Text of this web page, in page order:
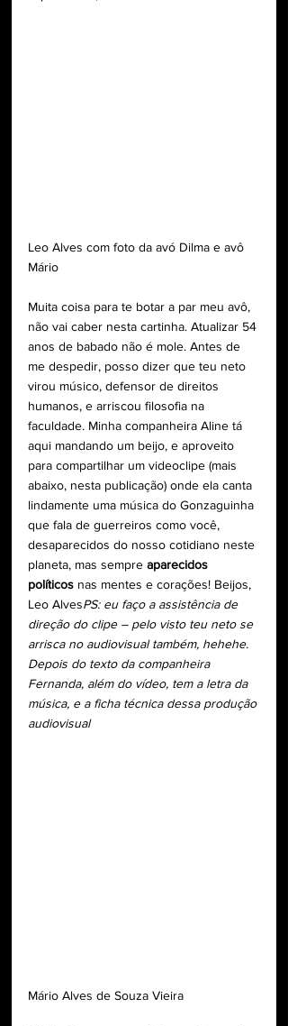
Leo Alves com foto da avó Dilma e avô
Mário
Muita coisa para te botar a par meu avô,
não vai caber nesta cartinha. Atualizar 54
anos de babado não é mole. Antes de
me despedir, posso dizer que teu neto
virou músico, defensor de direitos
humanos, e arriscou filosofia na
faculdade. Minha companheira Aline tá
aqui mandando um beijo, e aproveito
para compartilhar um videoclipe (mais
abaixo, nesta publicação) onde ela canta
lindamente uma música do Gonzaguinha
que fala de guerreiros como você,
desaparecidos do nosso cotidiano neste
planeta, mas sempre aparecidos
políticos nas mentes e corações! Beijos,
Leo AlvesPS: eu faço a assistência de
direção do clipe – pelo visto teu neto se
arrisca no audiovisual também, hehehe.
Depois do texto da companheira
Fernanda, além do vídeo, tem a letra da
música, e a ficha técnica dessa produção
audiovisual
Mário Alves de Souza Vieira